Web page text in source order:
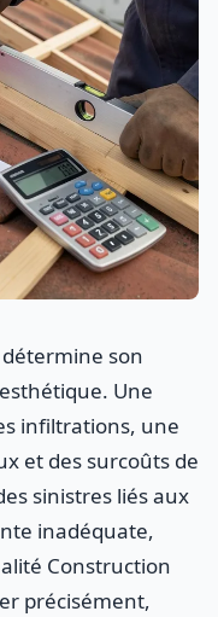
détermine son
Une
infiltrations, une
et des surcoûts de
sinistres liés aux
inadéquate,
Construction
précisément,